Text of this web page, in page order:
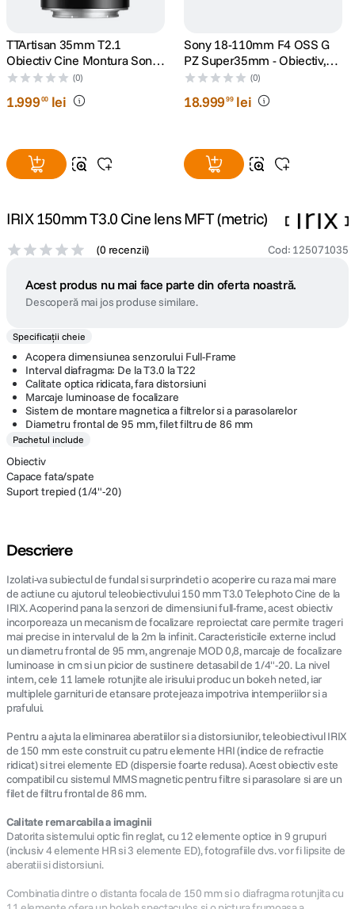
10 . insta 360
TTArtisan 35mm T2.1
Obiectiv Cine Montura Sony
E
(0)
1.99900 lei
Sony 18-110mm F4 OSS G
PZ Super35mm - Obiectiv,
Sony E
(0)
18.99999 lei
IRIX 150mm T3.0 Cine lens MFT (metric)
(0 recenzii) Cod: 125071035
Acest produs nu mai face parte din oferta noastră.
Descoperă mai jos produse similare.
Specificații cheie
Acopera dimensiunea senzorului Full-Frame
Interval diafragma: De la T3.0 la T22
Calitate optica ridicata, fara distorsiuni
Marcaje luminoase de focalizare
Sistem de montare magnetica a filtrelor si a parasolarelor
Diametru frontal de 95 mm, filet filtru de 86 mm
Pachetul include
Obiectiv
Capace fata/spate
Suport trepied (1/4"-20)
Descriere
Izolati-va subiectul de fundal si surprindeti o acoperire cu raza mai mare
de actiune cu ajutorul teleobiectivului 150 mm T3.0 Telephoto Cine de la
IRIX. Acoperind pana la senzori de dimensiuni full-frame, acest obiectiv
incorporeaza un mecanism de focalizare reproiectat care permite trageri
mai precise in intervalul de la 2m la infinit. Caracteristicile externe includ
un diametru frontal de 95 mm, angrenaje MOD 0,8, marcaje de focalizare
luminoase in cm si un picior de sustinere detasabil de 1/4"-20. La nivel
intern, cele 11 lamele rotunjite ale irisului produc un bokeh neted, iar
multiplele garnituri de etansare protejeaza impotriva intemperiilor si a
prafului.
Pentru a ajuta la eliminarea aberatiilor si a distorsiunilor, teleobiectivul IRIX
de 150 mm este construit cu patru elemente HRI (indice de refractie
ridicat) si trei elemente ED (dispersie foarte redusa). Acest obiectiv este
compatibil cu sistemul MMS magnetic pentru filtre si parasolare si are un
filet de filtru frontal de 86 mm.
Calitate remarcabila a imaginii
Datorita sistemului optic fin reglat, cu 12 elemente optice in 9 grupuri
(inclusiv 4 elemente HR si 3 elemente ED), fotografiile dvs. vor fi lipsite de
aberatii si distorsiuni.
Combinatia dintre o distanta focala de 150 mm si o diafragma rotunjita cu